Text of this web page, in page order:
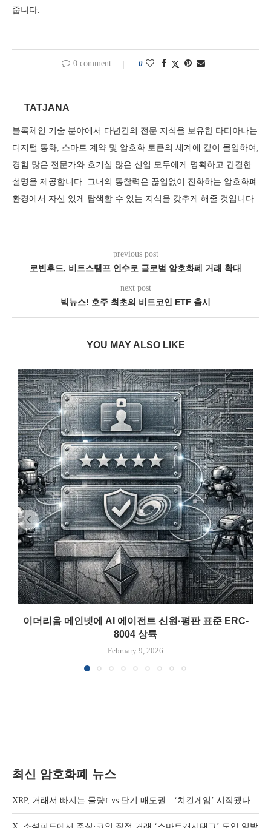
줍니다.
0 comment 0
TATJANA
블록체인 기술 분야에서 다년간의 전문 지식을 보유한 타티아나는
디지털 통화, 스마트 계약 및 암호화 토큰의 세계에 깊이 몰입하여,
경험 많은 전문가와 호기심 많은 신입 모두에게 명확하고 간결한
설명을 제공합니다. 그녀의 통찰력은 끊임없이 진화하는 암호화폐
환경에서 자신 있게 탐색할 수 있는 지식을 갖추게 해줄 것입니다.
previous post
로빈후드, 비트스탬프 인수로 글로벌 암호화폐 거래 확대
next post
빅뉴스! 호주 최초의 비트코인 ETF 출시
YOU MAY ALSO LIKE
이더리움 메인넷에 AI 에이전트 신원·평판 표준 ERC-
8004 상륙
February 9, 2026
최신 암호화폐 뉴스
XRP, 거래서 빠지는 물량↑ vs 단기 매도권…‘치킨게임’ 시작됐다